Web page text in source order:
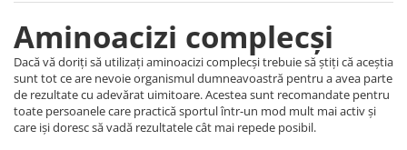
Aminoacizi complecși
Dacă vă doriți să utilizați aminoacizi complecși trebuie să știți că aceștia
sunt tot ce are nevoie organismul dumneavoastră pentru a avea parte
de rezultate cu adevărat uimitoare. Acestea sunt recomandate pentru
toate persoanele care practică sportul într-un mod mult mai activ și
care iși doresc să vadă rezultatele cât mai repede posibil.